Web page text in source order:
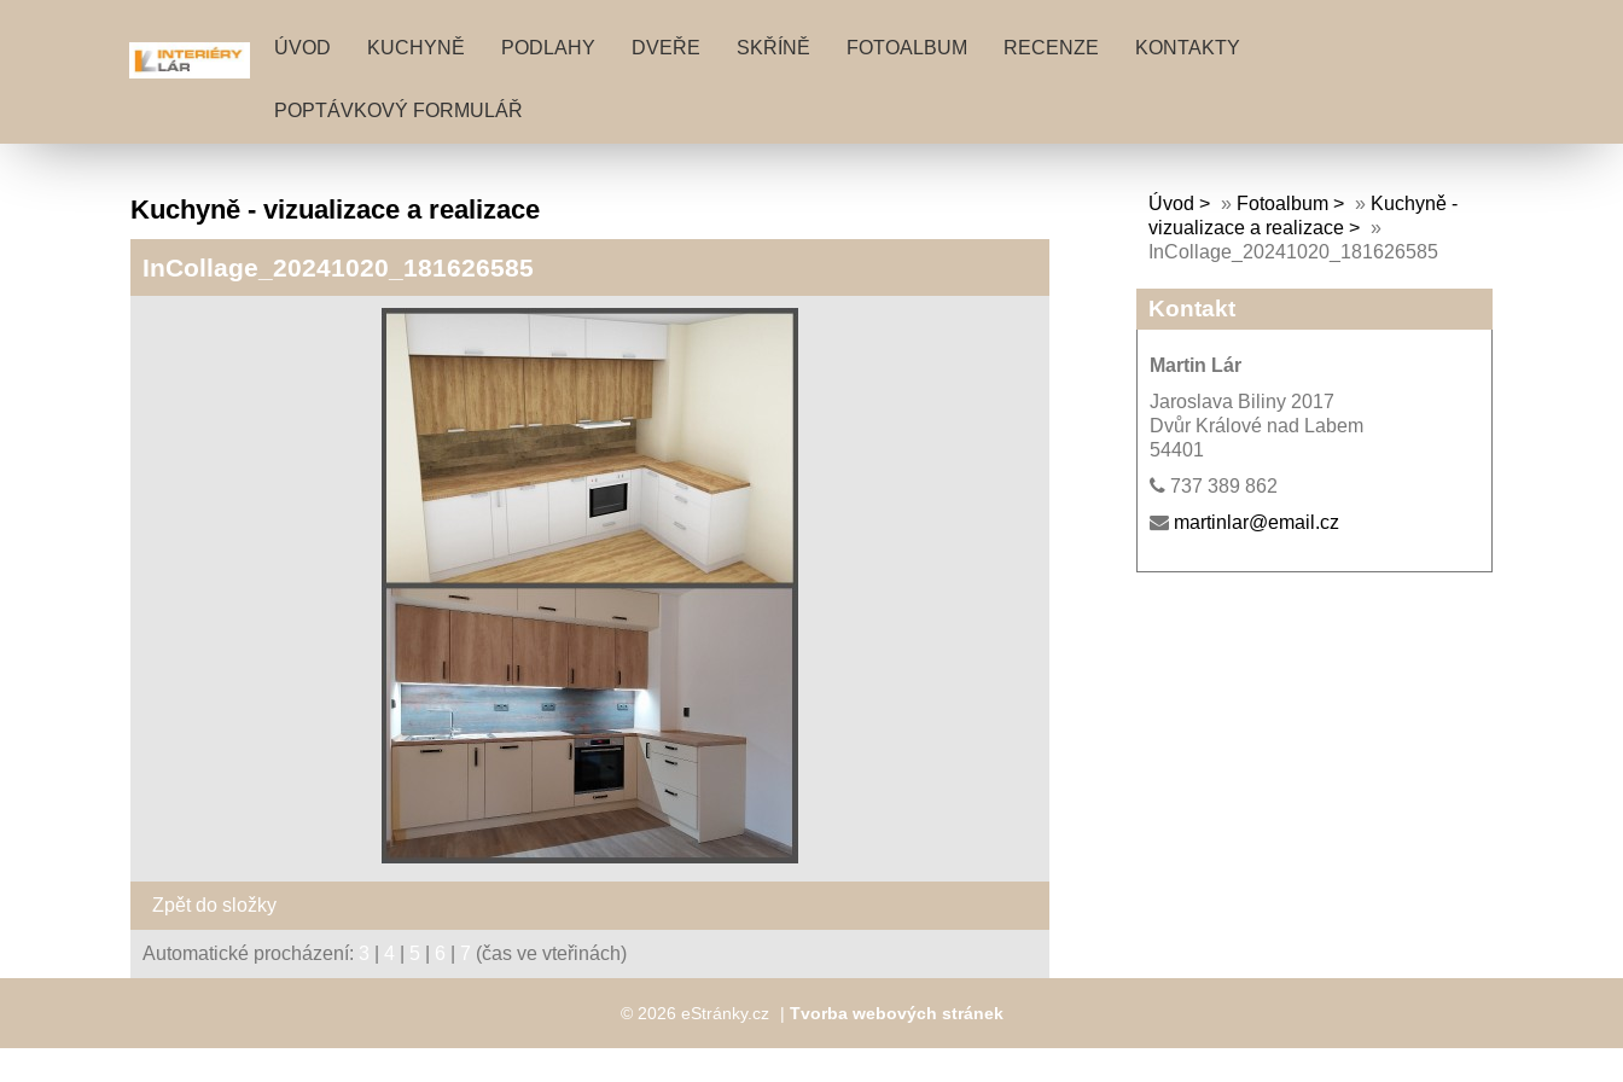
ÚVOD KUCHYNĚ PODLAHY DVEŘE SKŘÍNĚ FOTOALBUM RECENZE KONTAKTY
POPTÁVKOVÝ FORMULÁŘ
Kuchyně - vizualizace a realizace
InCollage_20241020_181626585
Zpět do složky
Automatické procházení: 3 4 5 6 7 (čas ve vteřinách)
Úvod » Fotoalbum » Kuchyně -
vizualizace a realizace
»
InCollage_20241020_181626585
Kontakt
Martin Lár
Jaroslava Biliny 2017
Dvůr Králové nad Labem
54401
737 389 862
martinlar@email.cz
© 2026 eStránky.cz | Tvorba webových stránek